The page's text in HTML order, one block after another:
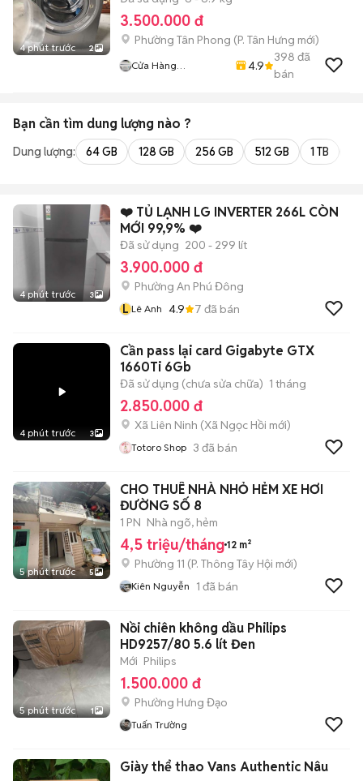
4 phút trước 2
3.500.000 đ
Phường Tân Phong (P. Tân Hưng mới)
Cửa Hàng
4.9
398 đã
bán
Bạn cần tìm dung lượng nào ?
Dung lượng: 64 GB 128 GB 256 GB 512 GB 1 TB
4 phút trước 3
❤️ TỦ LẠNH LG INVERTER 266L CÒN
MỚI 99,9% ❤️
Đã sử dụng 200 - 299 lít
3.900.000 đ
Phường An Phú Đông
L Lê Anh 4.9 7 đã bán
4 phút trước 3
Cần pass lại card Gigabyte GTX
1660Ti 6Gb
Đã sử dụng (chưa sửa chữa) 1 tháng
2.850.000 đ
Xã Liên Ninh (Xã Ngọc Hồi mới)
Totoro Shop 3 đã bán
5 phút trước 5
CHO THUÊ NHÀ NHỎ HẺM XE HƠI
ĐƯỜNG SỐ 8
1 PN Nhà ngõ, hẻm
4,5 triệu/tháng 12 m²
Phường 11 (P. Thông Tây Hội mới)
Kiên Nguyễn 1 đã bán
5 phút trước 1
Nồi chiên không dầu Philips
HD9257/80 5.6 lít Đen
Mới Philips
1.500.000 đ
Phường Hưng Đạo
Tuấn Trường
Giày thể thao Vans Authentic Nâu